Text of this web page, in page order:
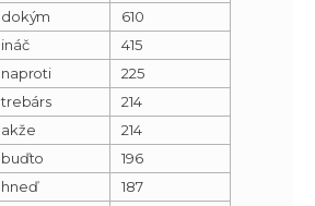
dokým
610
ináč
415
naproti
225
trebárs
214
akže
214
buďto
196
hneď
187